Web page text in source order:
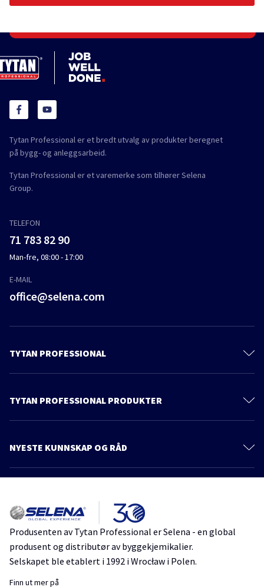
Tytan Professional er et bredt utvalg av produkter beregnet
på bygg- og anleggsarbeid.
Tytan Professional er et varemerke som tilhører Selena
Group.
TELEFON
71 783 82 90
Man-fre, 08:00 - 17:00
E-MAIL
office@selena.com
TYTAN PROFESSIONAL
Om oss
Katalog
TYTAN PROFESSIONAL PRODUKTER
Skumlim
Teip, folier og membraner
Kjemiske ankere
Morterer
NYESTE KUNNSKAP OG RÅD
Flere artikler
Adhesive bonding and installation of drywall panels in one day. A
modern technology for building to last
Drywall Foam Adhesives G-K System
Produsenten av Tytan Professional er Selena - en global
produsent og distributør av byggekjemikalier.
Selskapet ble etablert i 1992 i Wrocław i Polen.
Finn ut mer på